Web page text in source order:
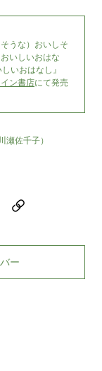
うな）おいしそ
いしいおはな
いおはなし』
ン書店にて発売
瀬佐千子）
ー